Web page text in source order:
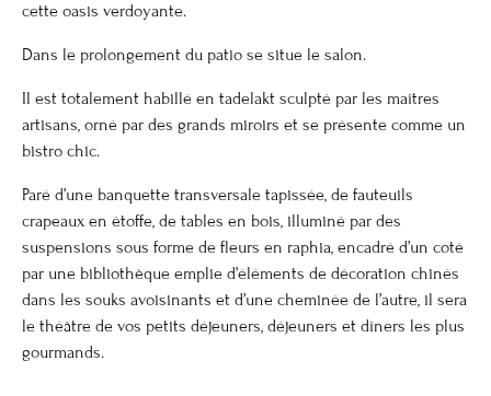
cette oasis verdoyante.
Dans le prolongement du patio se situe le salon.
Il est totalement habillé en tadelakt sculpté par les maîtres
artisans, orné par des grands miroirs et se présente comme un
bistro chic.
Paré d’une banquette transversale tapissée, de fauteuils
crapeaux en étoffe, de tables en bois, illuminé par des
suspensions sous forme de fleurs en raphia, encadré d’un côté
par une bibliothèque emplie d’éléments de décoration chinés
dans les souks avoisinants et d’une cheminée de l’autre, il sera
le théâtre de vos petits déjeuners, déjeuners et dîners les plus
gourmands.